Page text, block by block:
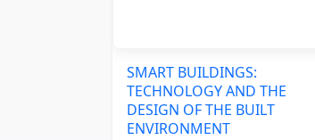
SMART BUILDINGS:
TECHNOLOGY AND THE
DESIGN OF THE BUILT
ENVIRONMENT